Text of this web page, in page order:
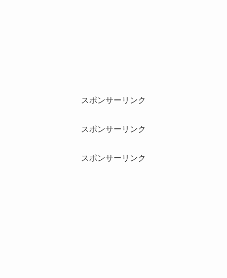
スポンサーリンク
スポンサーリンク
スポンサーリンク